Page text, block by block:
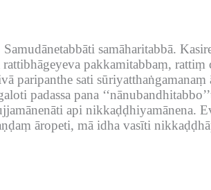
Samudānetabbāti samāharitabbā.
pakkamitabbaṃ,
paripanthe sati sūriyatthaṅgamanaṃ
padassa pana
api nikkaḍḍhiyamānena.
āropeti, mā idha vasīti